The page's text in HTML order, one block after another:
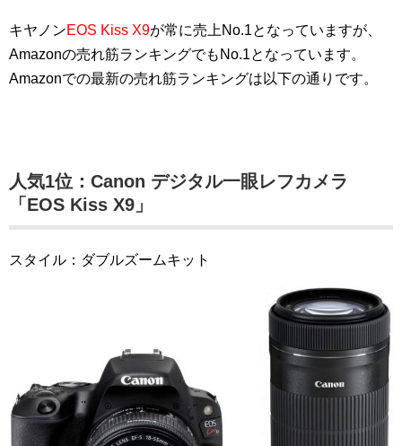
キヤノンEOS Kiss X9が常に売上No.1となっていますが、
Amazonの売れ筋ランキングでもNo.1となっています。
Amazonでの最新の売れ筋ランキングは以下の通りです。
人気1位：Canon デジタル一眼レフカメラ
「EOS Kiss X9」
スタイル：ダブルズームキット